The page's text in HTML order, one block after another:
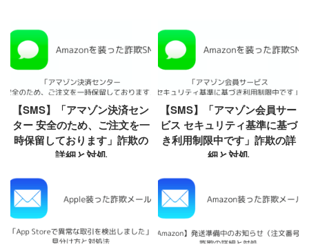
【SMS】「アマゾン決済セン
ター 安全のため、ご注文を一
時保留しております」詐欺の
詳細と対処
【SMS】「アマゾン会員サー
ビス セキュリティ基準に基づ
き利用制限中です」詐欺の詳
細と対処